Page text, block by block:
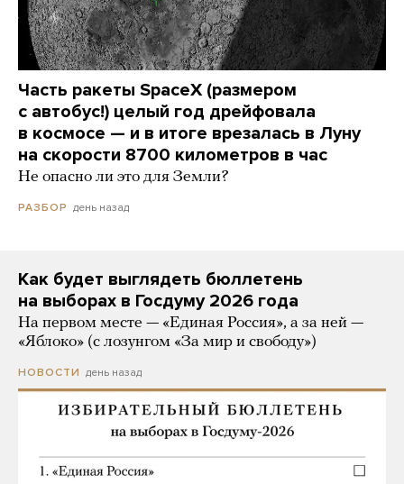
Часть ракеты SpaceX (размером
с автобус!) целый год дрейфовала
в космосе — и в итоге врезалась в Луну
на скорости 8700 километров в час
Не опасно ли это для Земли?
РАЗБОР день назад
Как будет выглядеть бюллетень
на выборах в Госдуму 2026 года
На первом месте — «Единая Россия», а за ней —
«Яблоко» (с лозунгом «За мир и свободу»)
НОВОСТИ день назад